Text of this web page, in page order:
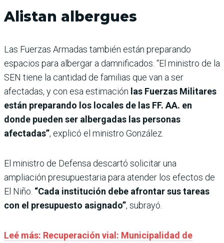
Alistan albergues
Las Fuerzas Armadas también están preparando
espacios para albergar a damnificados. “El ministro de la
SEN tiene la cantidad de familias que van a ser
afectadas, y con esa estimación las Fuerzas Militares
están preparando los locales de las FF. AA. en
donde pueden ser albergadas las personas
afectadas”, explicó el ministro González.
El ministro de Defensa descartó solicitar una
ampliación presupuestaria para atender los efectos de
El Niño. “Cada institución debe afrontar sus tareas
con el presupuesto asignado”, subrayó.
Leé más: Recuperación vial: Municipalidad de